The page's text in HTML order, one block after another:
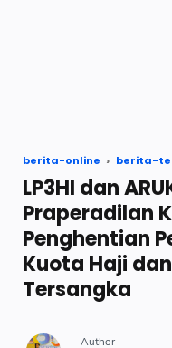
berita-online berita-
LP3HI dan
Praperadilan
Penghentian
Kuota Haji
Tersangka